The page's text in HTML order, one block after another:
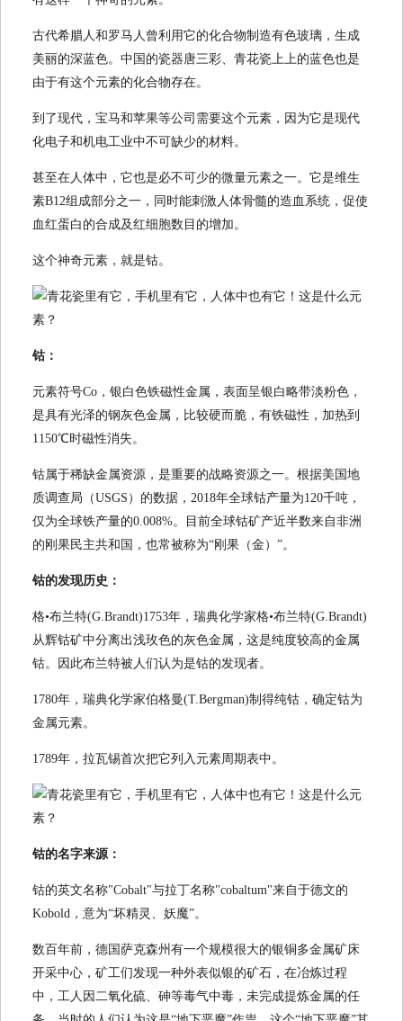
古代希腊人和罗马人曾利用它的化合物制造有色玻璃，生成
美丽的深蓝色。中国的瓷器唐三彩、青花瓷上上的蓝色也是
由于有这个元素的化合物存在。
到了现代，宝马和苹果等公司需要这个元素，因为它是现代
化电子和机电工业中不可缺少的材料。
甚至在人体中，它也是必不可少的微量元素之一。它是维生
素B12组成部分之一，同时能刺激人体骨髓的造血系统，促使
血红蛋白的合成及红细胞数目的增加。
这个神奇元素，就是钴。
钴：
元素符号Co，银白色铁磁性金属，表面呈银白略带淡粉色，
是具有光泽的钢灰色金属，比较硬而脆，有铁磁性，加热到
1150℃时磁性消失。
钴属于稀缺金属资源，是重要的战略资源之一。根据美国地
质调查局（USGS）的数据，2018年全球钴产量为120千吨，
仅为全球铁产量的0.008%。目前全球钴矿产近半数来自非洲
的刚果民主共和国，也常被称为“刚果（金）”。
钴的发现历史：
格•布兰特(G.Brandt)1753年，瑞典化学家格•布兰特(G.Brandt)
从辉钴矿中分离出浅玫色的灰色金属，这是纯度较高的金属
钴。因此布兰特被人们认为是钴的发现者。
1780年，瑞典化学家伯格曼(T.Bergman)制得纯钴，确定钴为
金属元素。
1789年，拉瓦锡首次把它列入元素周期表中。
钴的名字来源：
钴的英文名称"Cobalt"与拉丁名称"cobaltum"来自于德文的
Kobold，意为“坏精灵、妖魔”。
数百年前，德国萨克森州有一个规模很大的银铜多金属矿床
开采中心，矿工们发现一种外表似银的矿石，在冶炼过程
中，工人因二氧化硫、砷等毒气中毒，未完成提炼金属的任